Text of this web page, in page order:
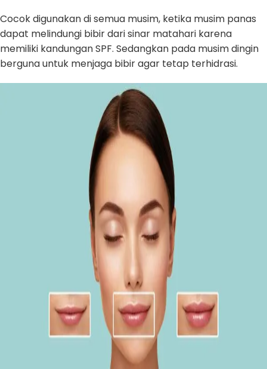
Cocok digunakan di semua musim, ketika musim panas
dapat melindungi bibir dari sinar matahari karena
memiliki kandungan SPF. Sedangkan pada musim dingin
berguna untuk menjaga bibir agar tetap terhidrasi.